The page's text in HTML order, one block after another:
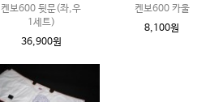
켄보600 뒷문(좌,우
1세트)
36,900원
켄보600 카울
8,100원